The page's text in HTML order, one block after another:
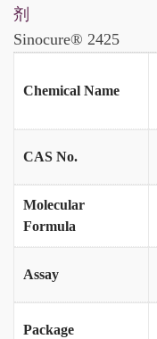
剂
Sinocure® 2425
Chemical Name
CAS No.
Molecular
Formula
Assay
Package